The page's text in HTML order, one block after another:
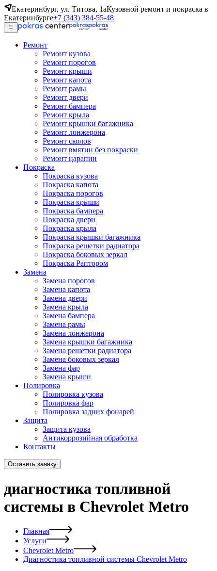
Екатеринбург, ул. Титова, 1аКузовной ремонт и покраска в
Екатеринбурге+7 (343) 384-55-48
Ремонт
Ремонт кузова
Ремонт порогов
Ремонт крыши
Ремонт капота
Ремонт рамы
Ремонт двери
Ремонт бампера
Ремонт крыла
Ремонт крышки багажника
Ремонт лонжерона
Ремонт сколов
Ремонт вмятин без покраски
Ремонт царапин
Покраска
Покраска кузова
Покраска капота
Покраска порогов
Покраска крыши
Покраска бампера
Покраска двери
Покраска крыла
Покраска крышки багажника
Покраска решетки радиатора
Покраска боковых зеркал
Покраска Раптором
Замена
Замена порогов
Замена капота
Замена двери
Замена крыла
Замена бампера
Замена рамы
Замена лонжерона
Замена крышки багажника
Замена решетки радиатора
Замена боковых зеркал
Замена фар
Замена крыши
Полировка
Полировка кузова
Полировка фар
Полировка задних фонарей
Защита
Защита кузова
Антикоррозийная обработка
Контакты
Оставить заявку
диагностика топливной
системы в Chevrolet Metro
Главная
Услуги
Chevrolet Metro
Диагностика топливной системы Chevrolet Metro